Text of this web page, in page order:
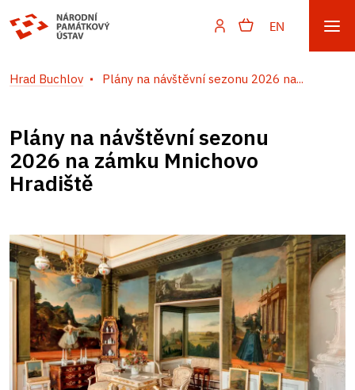
EN
Hrad Buchlov Plány na návštěvní sezonu 2026 na...
Plány na návštěvní sezonu
2026 na zámku Mnichovo
Hradiště